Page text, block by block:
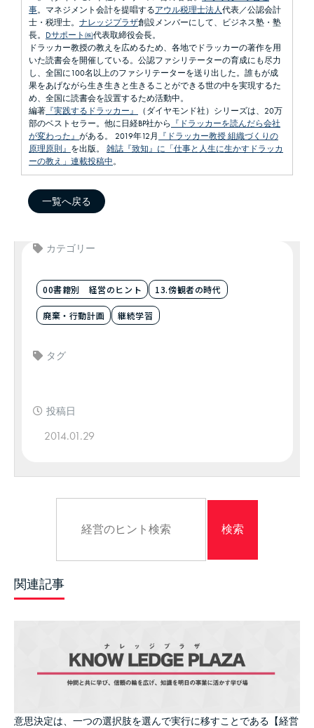
事。マネジメント会計を提唱するアウル税理士法人代表／公認会計
士・税理士。 ナレッジプラザ創設メンバーにして、ビジネス塾・塾
長。 Dサポート㈱代表取締役会長。
ドラッカー教授の教えを広めるため、各地でドラッカーの著作を用
いた読書会を開催している。公認ファシリテーターの育成にも尽力
し、全国に100名以上のファシリテーターを送り出した。誰もが成
果をあげながら生き生きと生きることができる世の中を実現するた
め、全国に読書会を設置するため活動中。
編著 『実践するドラッカー』
（ダイヤモンド社）シリーズは、20万
部のベストセラー。他に日経BP社から 『ドラッカーを読んだら会社
が変わった』 がある。 2019年12月 『ドラッカー教授 組織づくりの
原理原則』 を出版。 雑誌『致知』に「仕事と人生に生かすドラッカ
ーの教え」連載投稿中。
一覧へ戻る
カテゴリー
00書籍別 経営のヒント 13.傍観者の時代
廃棄・行動計画 継続学習
タグ
投稿日
2014.01.29
関連記事
意思決定は、一つの選択肢を選んで実行に移すことである【経営